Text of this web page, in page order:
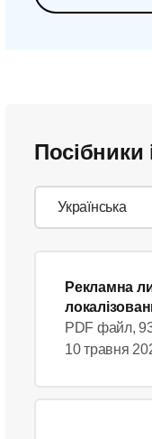
Посібники
Рекламна
PDF файл,
10 травня